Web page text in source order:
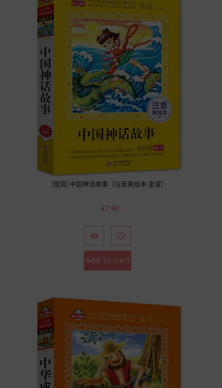
[现货] 中国神话故事（注音美绘本 金波）
Price
€7.90
 
Add to cart